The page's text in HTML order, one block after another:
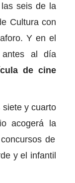
seis de la
Cultura con
Y en el
antes al día
de cine
siete y cuarto
acogerá la
de
y el infantil